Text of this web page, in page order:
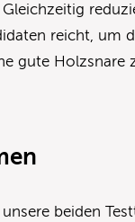
reicht, um
gute Holzsnare
unsere beiden